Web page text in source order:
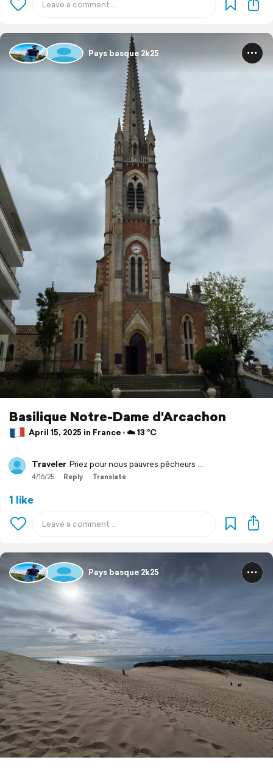
Pays basque 2k25
Basilique Notre-Dame d'Arcachon
April 15, 2025 in France ⋅ ☁️ 13 °C
Traveler Priez pour nous pauvres pêcheurs ....
4/16/25 Reply Translate
1 like
Pays basque 2k25